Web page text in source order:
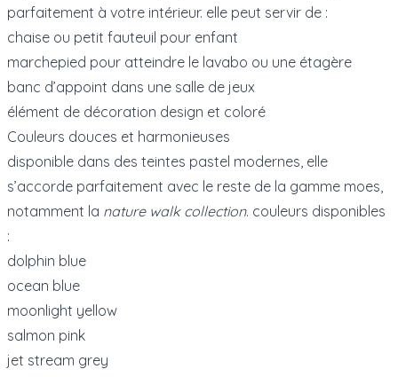
parfaitement à votre intérieur. elle peut servir de :
chaise ou petit fauteuil pour enfant
marchepied pour atteindre le lavabo ou une étagère
banc d’appoint dans une salle de jeux
élément de décoration design et coloré
Couleurs douces et harmonieuses
disponible dans des teintes pastel modernes, elle
s’accorde parfaitement avec le reste de la gamme moes,
notamment la nature walk collection. couleurs disponibles
:
dolphin blue
ocean blue
moonlight yellow
salmon pink
jet stream grey